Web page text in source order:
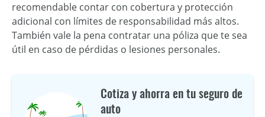
recomendable contar con cobertura y protección
adicional con límites de responsabilidad más altos.
También vale la pena contratar una póliza que te sea
útil en caso de pérdidas o lesiones personales.
Cotiza y ahorra en tu seguro de
auto